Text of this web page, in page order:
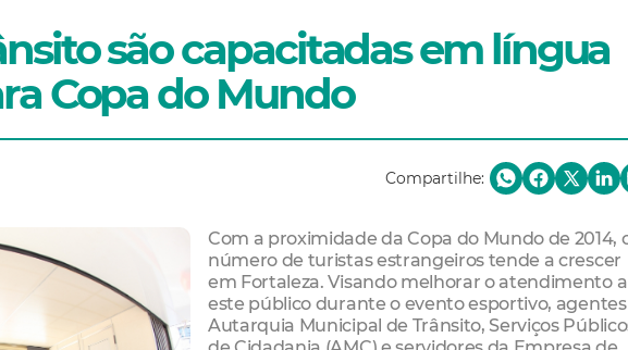
são capacitadas em língua
Copa do Mundo
Compartilhe:
Com a proximidade da Copa do Mundo de 2014,
número de turistas estrangeiros tende a crescer
em Fortaleza. Visando melhorar o atendimento a
este público durante o evento esportivo,
Autarquia Municipal de Trânsito, Serviços